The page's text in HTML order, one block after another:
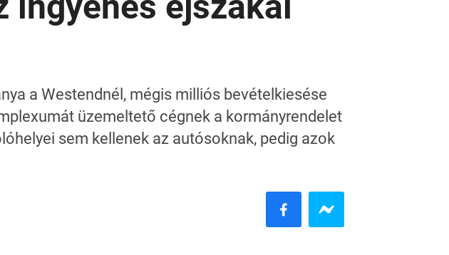
a Westendnél, mégis milliós bevételkiesése
üzemeltető cégnek a kormányrendelet
sem kellenek az autósoknak, pedig azok